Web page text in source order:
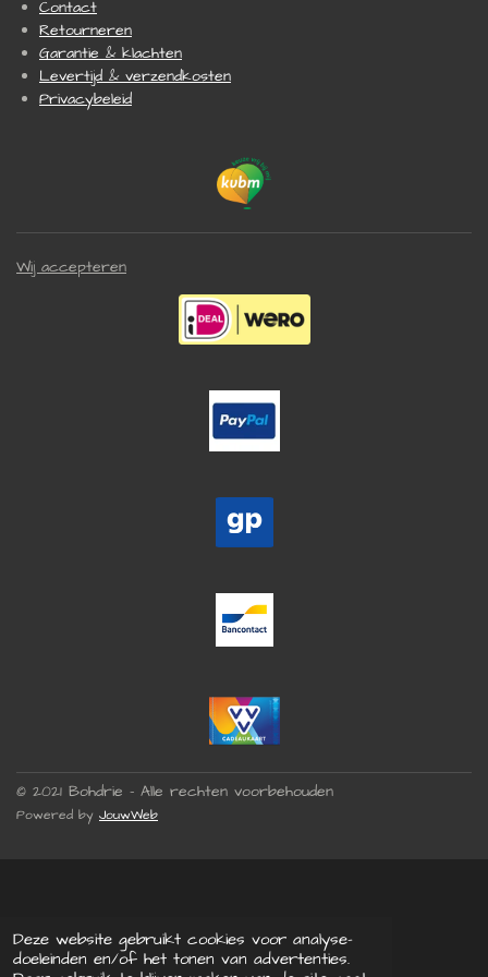
Deze website gebruikt cookies voor analyse-
doeleinden en/of het tonen van advertenties.
Contact
Retourneren
Garantie & klachten
Levertijd & verzendkosten
Privacybeleid
Wij accepteren
© 2021 Bohdrie - Alle rechten voorbehouden
Powered by JouwWeb